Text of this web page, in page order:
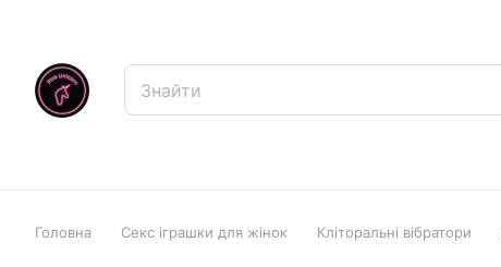
Головна Секс іграшки для жінок Кліторальні вібратори